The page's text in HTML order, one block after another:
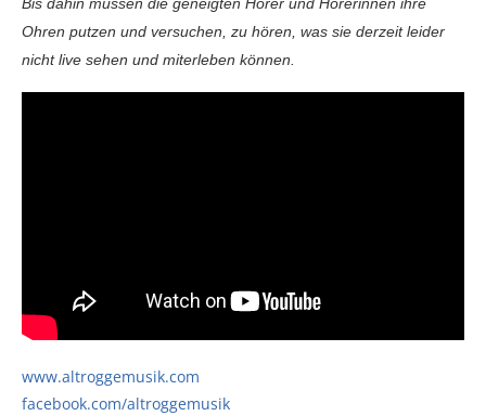
Bis dahin müssen die geneigten Hörer und Hörerinnen ihre
Ohren putzen und versuchen, zu hören, was sie derzeit leider
nicht live sehen und miterleben können.
www.altroggemusik.com
facebook.com/altroggemusik